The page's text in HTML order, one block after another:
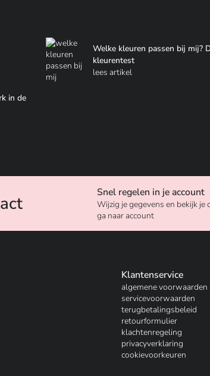
Welke kleuren passen bij mij?
kleurentest
lees artikel
in de
Snel regelen in je account
Wijzig je gegevens en bekijk je
ga naar account
Klantenservice
algemene voorwaarden
servicevoorwaarden
terugbetalingsbeleid
retourformulier
klachtenregeling
privacyverklaring
cookievoorkeuren